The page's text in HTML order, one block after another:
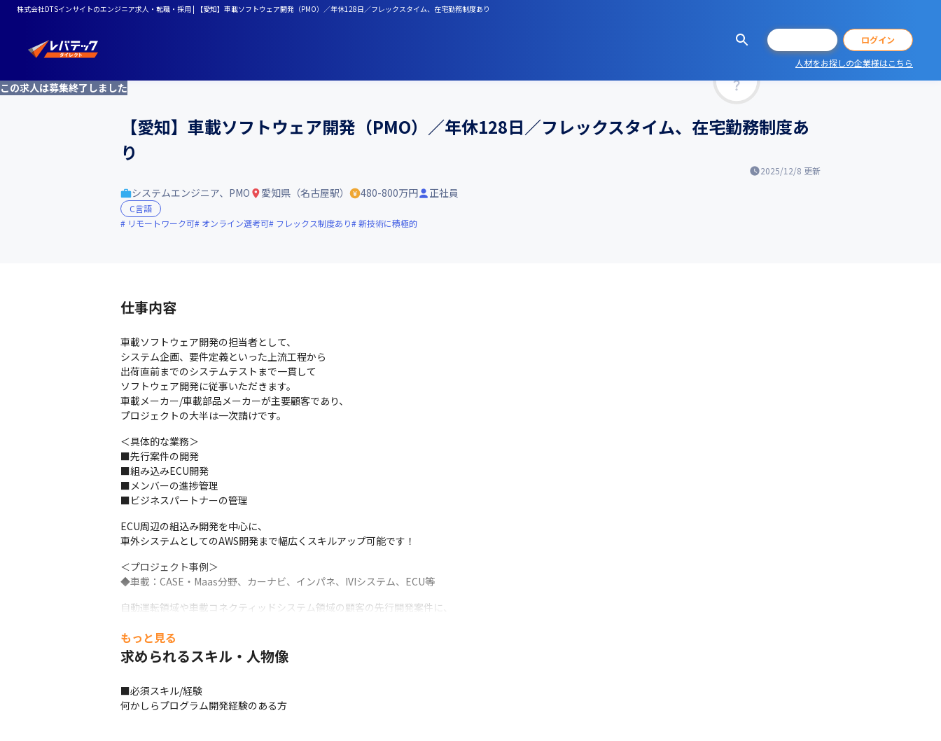
株式会社DTSインサイトのエンジニア求人・転職・採用 | 【愛知】車載ソフトウェア開発（PMO）／年休128日／フレックスタイム、在宅勤務制度あり
ログイン
人材をお探しの企業様はこちら
この求人は募集終了しました
【愛知】車載ソフトウェア開発（PMO）／年休128日／フレックスタイム、在宅勤務制度あ
り
2025/12/8 更新
システムエンジニア、PMO 愛知県（名古屋駅） 480-800万円 正社員
C言語
リモートワーク可
オンライン選考可 フレックス制度あり 新技術に積極的
仕事内容
車載ソフトウェア開発の担当者として、
システム企画、要件定義といった上流工程から
出荷直前までのシステムテストまで一貫して
ソフトウェア開発に従事いただきます。
車載メーカー/車載部品メーカーが主要顧客であり、
プロジェクトの大半は一次請けです。
＜具体的な業務＞
■先行案件の開発
■組み込みECU開発
■メンバーの進捗管理
■ビジネスパートナーの管理
ECU周辺の組込み開発を中心に、
車外システムとしてのAWS開発まで幅広くスキルアップ可能です！
＜プロジェクト事例＞
◆車載：CASE・Maas分野、カーナビ、インパネ、IVIシステム、ECU等
自動運転領域や車載コネクティッドシステム領域の顧客の先行開発案件に、
取引年数も長いため、当社から顧客先に出向する社員もいるほど
深い関係性を築けています。
アジャイル方式を採用したり、Web上でメンバーの進捗管理ができるなど、
ご希望と適性により、マネジメントにも携わっていただくことが可能。
CI/CDやPMO案件も豊富。
もっと見る
求められるスキル・人物像
■必須スキル/経験
何かしらプログラム開発経験のある方